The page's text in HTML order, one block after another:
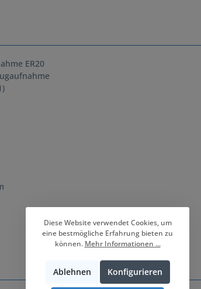
ER20
Diese Website verwendet Cookies, um
eine bestmögliche Erfahrung bieten zu
können. Mehr Informationen ...
Ablehnen Konfigurieren